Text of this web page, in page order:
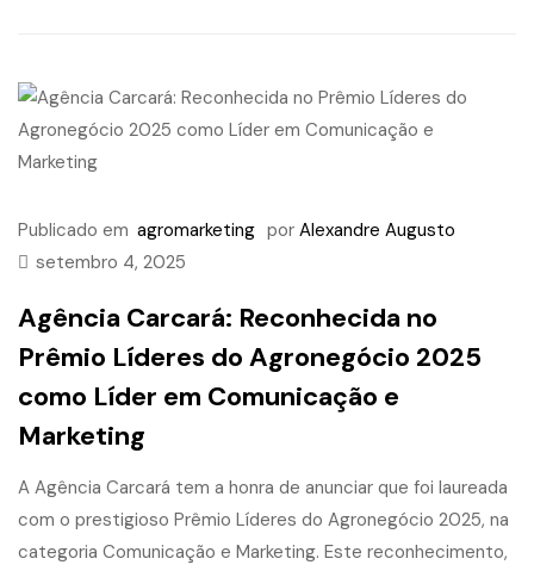
Publicado em agromarketing por Alexandre Augusto
setembro 4, 2025
Agência Carcará: Reconhecida no
Prêmio Líderes do Agronegócio 2025
como Líder em Comunicação e
Marketing
A Agência Carcará tem a honra de anunciar que foi laureada
com o prestigioso Prêmio Líderes do Agronegócio 2025, na
categoria Comunicação e Marketing. Este reconhecimento,